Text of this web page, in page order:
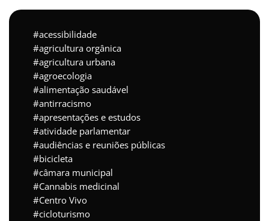
acessibilidade
agricultura orgânica
agricultura urbana
agroecologia
alimentação saudável
antirracismo
apresentações e estudos
atividade parlamentar
audiências e reuniões públicas
bicicleta
câmara municipal
Cannabis medicinal
Centro Vivo
cicloturismo